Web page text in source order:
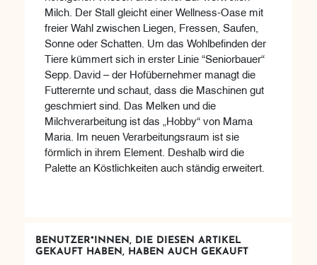
Milch. Der Stall gleicht einer Wellness-Oase mit
freier Wahl zwischen Liegen, Fressen, Saufen,
Sonne oder Schatten. Um das Wohlbefinden der
Tiere kümmert sich in erster Linie “Seniorbauer“
Sepp. David – der Hofübernehmer managt die
Futterernte und schaut, dass die Maschinen gut
geschmiert sind. Das Melken und die
Milchverarbeitung ist das „Hobby“ von Mama
Maria. Im neuen Verarbeitungsraum ist sie
förmlich in ihrem Element. Deshalb wird die
Palette an Köstlichkeiten auch ständig erweitert.
BENUTZER*INNEN, DIE DIESEN ARTIKEL
GEKAUFT HABEN, HABEN AUCH GEKAUFT